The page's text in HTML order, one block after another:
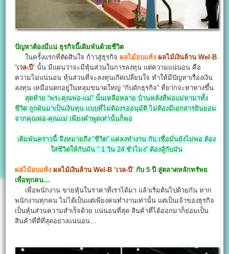
ปัญหาต้องมีแน่ ธุรกิจนี้เดิมพันด้วยชีวิต
ในครั้งแรกที่ตัดสินใจ ก้าวสู่ธุรกิจผลไม้อบแห้ง ผลไม้เงินล้าน Wel-B
“เวล-บี” นั้น มีแผนว่าจะมีหุ้นส่วนในการลงทุน แต่ความแน่นอน คือ
ความไม่แน่นอน หุ้นส่วนที่จะลงทุนเกิดเปลี่ยนใจ ทำให้มีปัญหาเรื่องเงิน
ลงทุน เหมือนตกอยู่ในหลุมขนาดใหญ่ “กับดักธุรกิจ” ที่ยากจะหาทางขึ้น
สุดท้าย “พระคุณพ่อ-แม่” นั้นเหลือหลาย บ้านหลังที่พ่อแม่หามาทั้ง
ชีวิต ถูกผันมาเป็นเงินทุน แบบที่ไม่ต้องรออนุมัติ ไม่ต้องมีเอกสารยินยอม
จากคุณพ่อ-คุณแม่ เพียงคำพูดเท่านั้นก็พอ
เดิมพันคราวนี้ จึงหมายถึง “ชีวิต” แค่ลงทำงาน กับ เชื่อมั่นยังไม่พอ ต้อง
ใส่ชีวิตให้กับมัน ” 1 วัน 24 ชั่วโมง” ต้องสู้กับมัน
ผลไม้อบแห้ง ผลไม้เงินล้าน Wel-B “เวล-บี”กับ 5 ปี สู่ตลาดหลักทรัพย
เพื่อทุกคน…
เพื่อพนักงาน ขายหุ้นในราคาที่เราได้มา แล้วเริ่มต้นไปด้วยกัน หาก
พนักงานทุกคน ไม่ได้เป็นแต่เพียงคนทำงานเท่านั้น แต่เป็นเจ้าของธุรกิจ
เป็นหุ้นส่วนความสำเร็จด้วย แน่นอนที่สุด สินค้าที่ได้ออกมาก็ย่อมเป็น
สินค้าที่ดีที่สุดอย่างแน่นอน…